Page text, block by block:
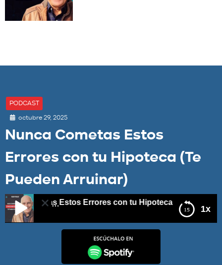
PODCAST
octubre 29, 2025
Nunca Cometas Estos
Errores con tu Hipoteca (Te
Pueden Arruinar)
1x
Cometas Estos Errores con tu Hipoteca (Te Pueden
Nunca Cometas Estos Errores con tu Hipoteca (Te